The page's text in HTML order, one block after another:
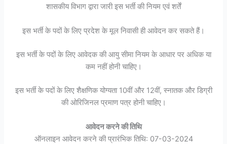
शासकीय विभाग द्वारा जारी इस भर्ती की नियम एवं शर्तें
इस भर्ती के पदों के लिए प्रदेश के मूल निवासी ही आवेदन कर सकते हैं।
इस भर्ती के पदों के लिए आवेदक की आयु सीमा नियम के आधार पर अधिक या
कम नहीं होनी चाहिए।
इस भर्ती के पदों के लिए शैक्षणिक योग्यता 10वीं और 12वीं, स्नातक और डिग्री
की ओरिजिनल प्रमाण पत्र होनी चाहिए।
आवेदन करने की तिथि
ऑनलाइन आवेदन करने की प्रारंभिक तिथि: 07-03-2024